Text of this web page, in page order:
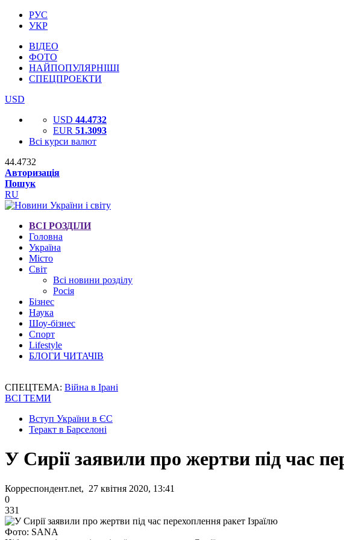
РУС
УКР
ВІДЕО
ФОТО
НАЙПОПУЛЯРНІШІ
СПЕЦПРОЕКТИ
USD
USD 44.4732
EUR 51.3093
Всі курси валют
44.4732
Авторизація
Пошук
RU
ВСІ РОЗДІЛИ
Головна
Україна
Місто
Світ
Всі новини розділу
Росія
Бізнес
Наука
Шоу-бізнес
Спорт
Lifestyle
БЛОГИ ЧИТАЧІВ
СПЕЦТЕМА: Війна в Ірані
ВСІ ТЕМИ
Вступ України в ЄС
Теракт в Барселоні
У Сирії заявили про жертви під час
Корреспондент.net, 27 квітня 2020, 13:41
0
331
Фото: SANA